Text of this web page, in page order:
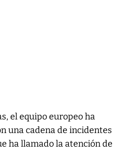
el equipo europeo ha
una cadena de incidentes
ha llamado la atención de